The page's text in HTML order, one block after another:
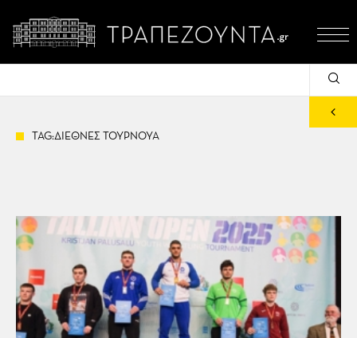
TAG:ΔΙΕΘΝΕΣ ΤΟΥΡΝΟΥΑ